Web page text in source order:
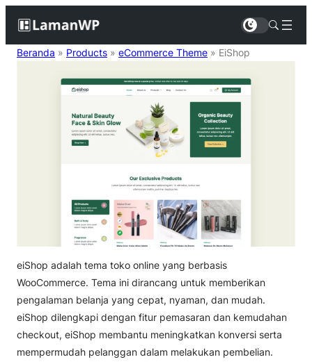
Beranda » Products » eCommerce Theme » EiShop
eiShop adalah tema toko online yang berbasis
WooCommerce. Tema ini dirancang untuk memberikan
pengalaman belanja yang cepat, nyaman, dan mudah.
eiShop dilengkapi dengan fitur pemasaran dan kemudahan
checkout, eiShop membantu meningkatkan konversi serta
mempermudah pelanggan dalam melakukan pembelian.